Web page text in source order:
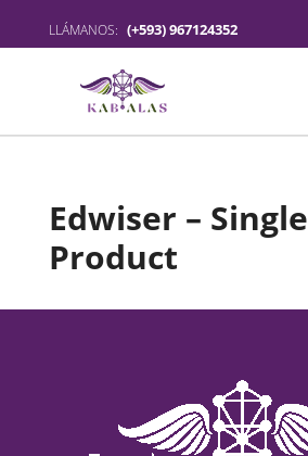
LLÁMANOS: (+593) 967124352
Edwiser – Single
Product